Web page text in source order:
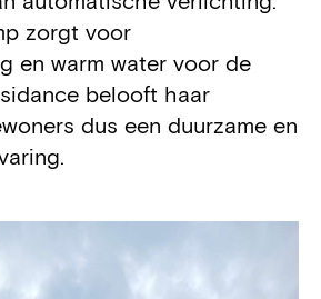
zorgt voor
en warm water voor de
belooft haar
dus een duurzame en